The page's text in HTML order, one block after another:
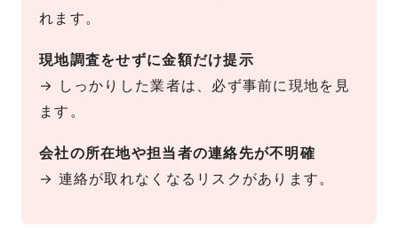
れます。
現地調査をせずに金額だけ提示
→ しっかりした業者は、必ず事前に現地を見
ます。
会社の所在地や担当者の連絡先が不明確
→ 連絡が取れなくなるリスクがあります。